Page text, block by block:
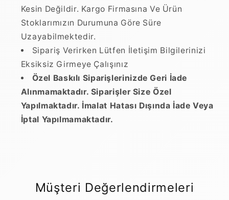
Kesin Değildir. Kargo Firmasına Ve Ürün
Stoklarımızın Durumuna Göre Süre
Uzayabilmektedir.
Sipariş Verirken Lütfen İletişim Bilgilerinizi
Eksiksiz Girmeye Çalışınız
Özel Baskılı Siparişlerinizde Geri İade
Alınmamaktadır. Siparişler Size Özel
Yapılmaktadır. İmalat Hatası Dışında İade Veya
İptal Yapılmamaktadır.
Müşteri Değerlendirmeleri